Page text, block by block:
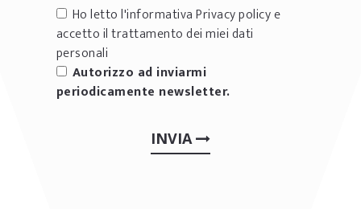
Ho letto l'informativaPrivacy policye
accetto il trattamento dei miei dati
personali
Autorizzo ad inviarmi
periodicamente newsletter.
INVIA